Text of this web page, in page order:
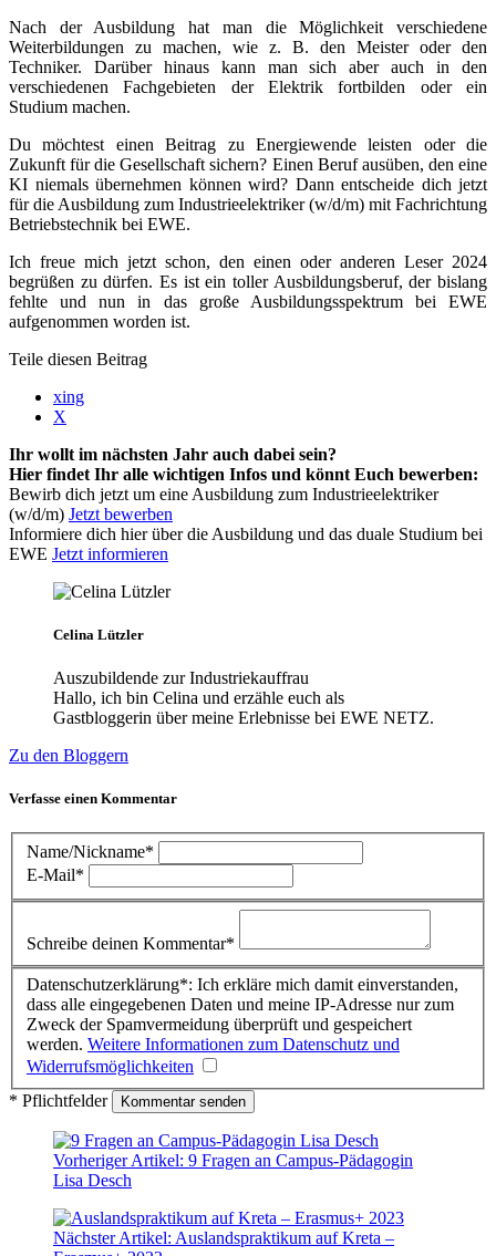
Nach der Ausbildung hat man die Möglichkeit verschiedene
Weiterbildungen zu machen, wie z. B. den Meister oder den
Techniker. Darüber hinaus kann man sich aber auch in den
verschiedenen Fachgebieten der Elektrik fortbilden oder ein
Studium machen.
Du möchtest einen Beitrag zu Energiewende leisten oder die
Zukunft für die Gesellschaft sichern? Einen Beruf ausüben, den eine
KI niemals übernehmen können wird? Dann entscheide dich jetzt
für die Ausbildung zum Industrieelektriker (w/d/m) mit Fachrichtung
Betriebstechnik bei EWE.
Ich freue mich jetzt schon, den einen oder anderen Leser 2024
begrüßen zu dürfen. Es ist ein toller Ausbildungsberuf, der bislang
fehlte und nun in das große Ausbildungsspektrum bei EWE
aufgenommen worden ist.
Teile diesen Beitrag
xing
X
Ihr wollt im nächsten Jahr auch dabei sein?
Hier findet Ihr alle wichtigen Infos und könnt Euch bewerben:
Bewirb dich jetzt um eine Ausbildung zum Industrieelektriker
(w/d/m) Jetzt bewerben
Informiere dich hier über die Ausbildung und das duale Studium bei
EWE Jetzt informieren
Celina Lützler
Auszubildende zur Industriekauffrau
Hallo, ich bin Celina und erzähle euch als
Gastbloggerin über meine Erlebnisse bei EWE NETZ.
Zu den Bloggern
Verfasse einen Kommentar
Name/Nickname*
E-Mail*
Schreibe deinen Kommentar*
Datenschutzerklärung*: Ich erkläre mich damit einverstanden,
dass alle eingegebenen Daten und meine IP-Adresse nur zum
Zweck der Spamvermeidung überprüft und gespeichert
werden. Weitere Informationen zum Datenschutz und
Widerrufsmöglichkeiten
* Pflichtfelder
Vorheriger Artikel: 9 Fragen an Campus-Pädagogin
Lisa Desch
Nächster Artikel: Auslandspraktikum auf Kreta –